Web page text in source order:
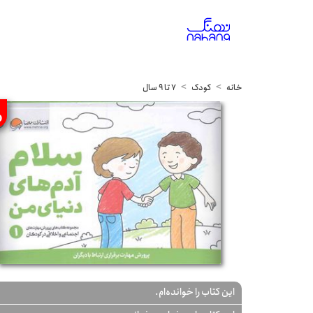
خانه کودک 7 تا 9 سال
این کتاب را خوانده‌ام.